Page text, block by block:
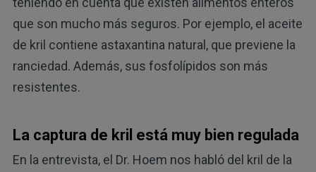
que son mucho más seguros. Por ejemplo, el aceite
de kril contiene astaxantina natural, que previene la
ranciedad. Además, sus fosfolípidos son más
resistentes.
La captura de kril está muy bien regulada
En la entrevista, el Dr. Hoem nos habló del kril de la